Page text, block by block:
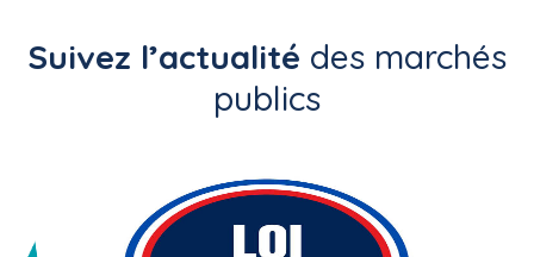
Suivez l’actualité des marchés
publics